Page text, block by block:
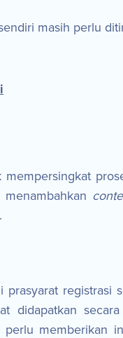
masih perlu
registrasi
didapatkan
memberikan